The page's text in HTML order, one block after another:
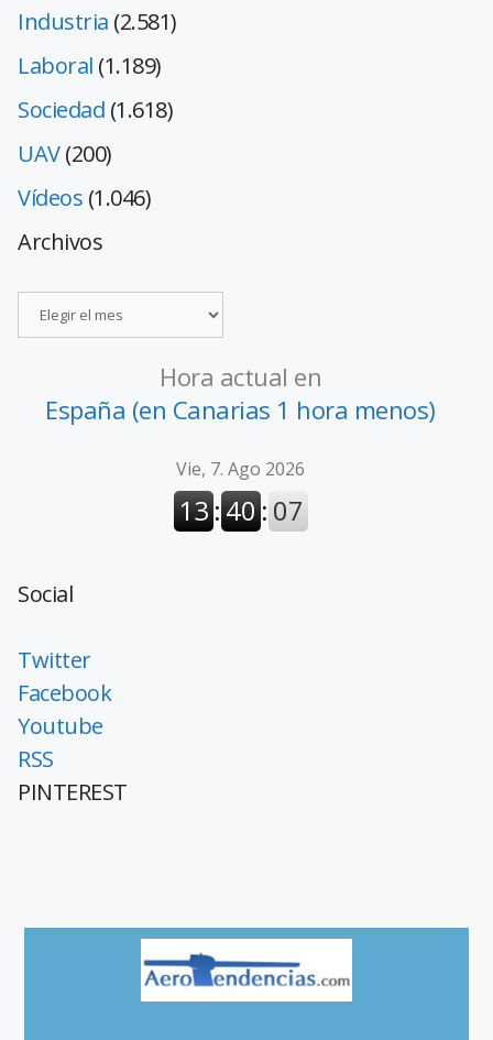
Industria (2.581)
Laboral (1.189)
Sociedad (1.618)
UAV(200)
Vídeos (1.046)
Archivos
Hora actual en
España (en Canarias 1 hora menos)
Social
Twitter
Facebook
Youtube
RSS
PINTEREST